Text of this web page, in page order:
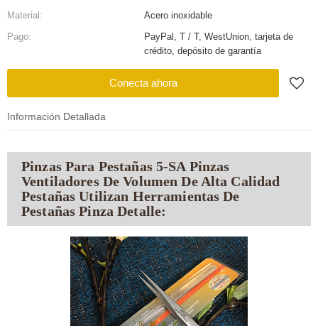
Material:
Acero inoxidable
Pago:
PayPal, T / T, WestUnion, tarjeta de
crédito, depósito de garantía
Conecta ahora
Información Detallada
Pinzas Para Pestañas 5-SA Pinzas
Ventiladores De Volumen De Alta Calidad
Pestañas Utilizan Herramientas De
Pestañas Pinza Detalle: